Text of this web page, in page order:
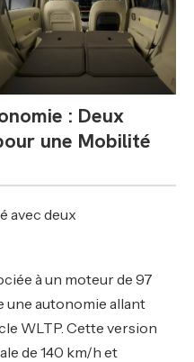
: Deux
une Mobilité
avec deux
à un moteur de 97
une autonomie allant
WLTP. Cette version
de 140 km/h et